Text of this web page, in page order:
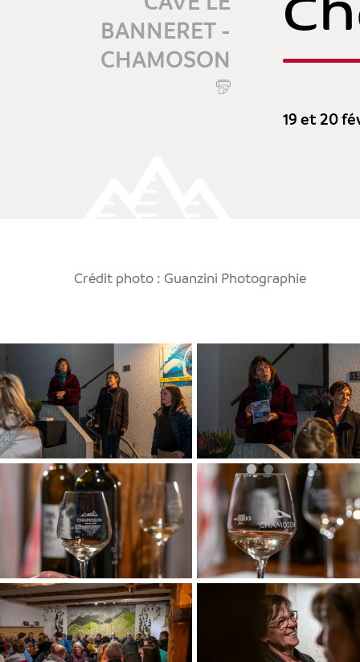
BANNERET -
CHAMOSON
19 et 20
Crédit photo : Guanzini Photographie